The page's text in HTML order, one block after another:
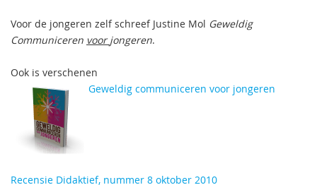
Voor de jongeren zelf schreef Justine Mol Geweldig
Communiceren voorjongeren.
Ook is verschenen
Geweldig communiceren voor jongeren
Recensie Didaktief, nummer 8 oktober 2010